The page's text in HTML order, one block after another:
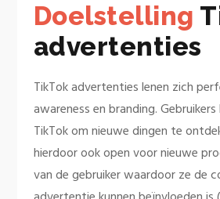
Doelstelling
advertenties
TikTok advertenties lenen zich
awareness en branding.
TikTok om nieuwe dingen te
hierdoor ook open voor nieuwe
van de gebruiker waardoor ze de